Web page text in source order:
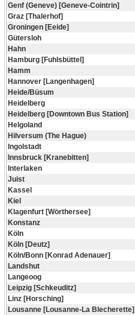
Genf (Geneve) [Geneve-Cointrin]
Graz [Thalerhof]
Groningen [Eeide]
Gütersloh
Hahn
Hamburg [Fuhlsbüttel]
Hamm
Hannover [Langenhagen]
Heide/Büsum
Heidelberg
Heidelberg [Downtown Bus Station]
Helgoland
Hilversum (The Hague)
Ingolstadt
Innsbruck [Kranebitten]
Interlaken
Juist
Kassel
Kiel
Klagenfurt [Wörthersee]
Konstanz
Köln
Köln [Deutz]
Köln/Bonn [Konrad Adenauer]
Landshut
Langeoog
Leipzig [Schkeuditz]
Linz [Horsching]
Lousanne [Lousanne-La Blecherette]